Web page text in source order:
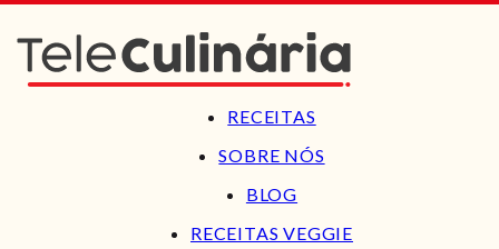
RECEITAS
SOBRE NÓS
BLOG
RECEITAS VEGGIE